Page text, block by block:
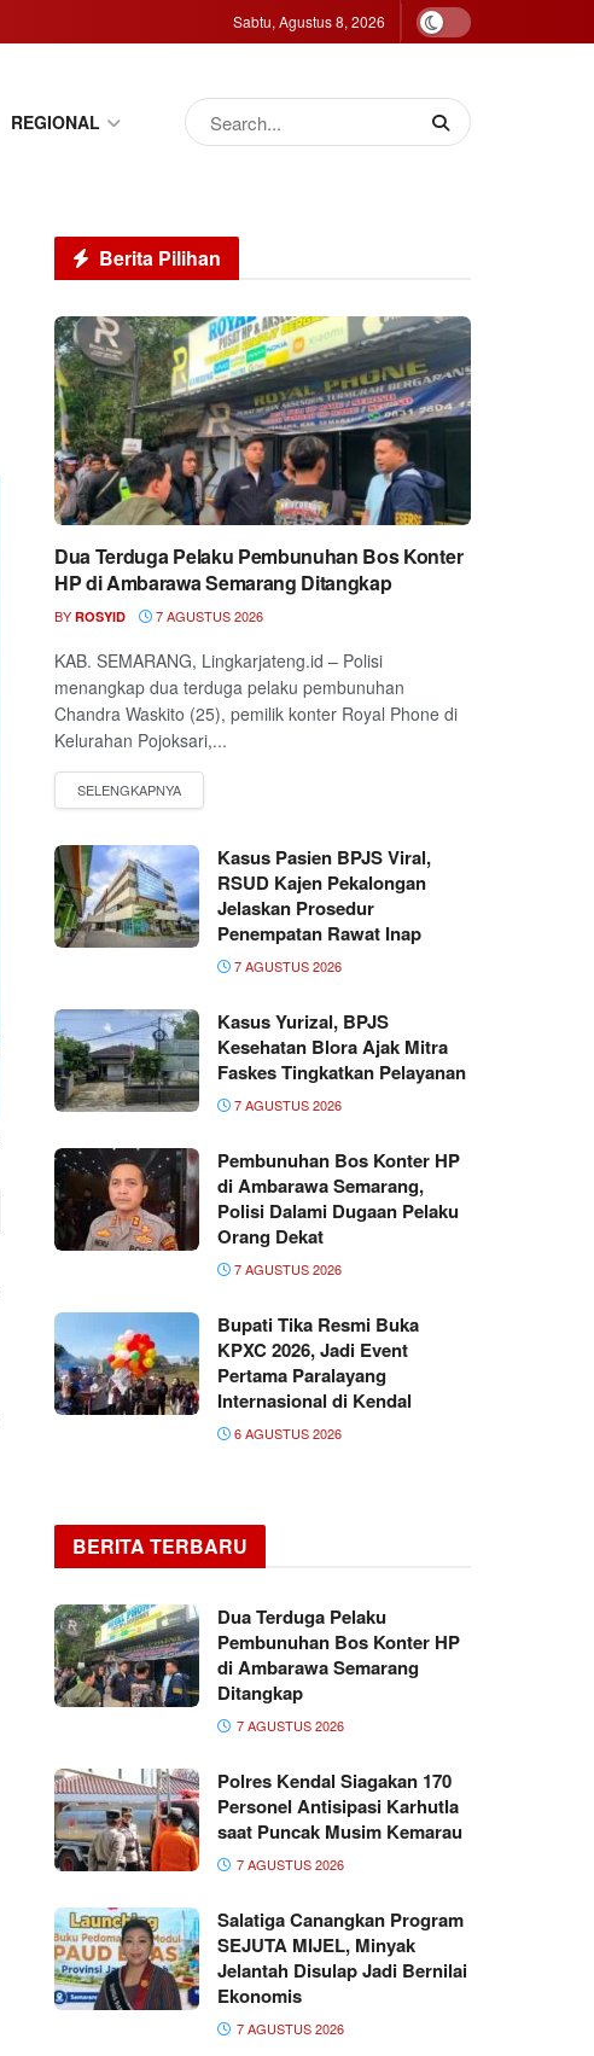
Sabtu, Agustus 8, 2026
REGIONAL
Berita Pilihan
Dua Terduga Pelaku Pembunuhan Bos Konter
HP di Ambarawa Semarang Ditangkap
BY ROSYID 7 AGUSTUS 2026
KAB. SEMARANG, Lingkarjateng.id – Polisi
menangkap dua terduga pelaku pembunuhan
Chandra Waskito (25), pemilik konter Royal Phone di
Kelurahan Pojoksari,...
Kasus Pasien BPJS Viral,
RSUD Kajen Pekalongan
Jelaskan Prosedur
Penempatan Rawat Inap
7 AGUSTUS 2026
Kasus Yurizal, BPJS
Kesehatan Blora Ajak Mitra
Faskes Tingkatkan Pelayanan
7 AGUSTUS 2026
Pembunuhan Bos Konter HP
di Ambarawa Semarang,
Polisi Dalami Dugaan Pelaku
Orang Dekat
7 AGUSTUS 2026
Bupati Tika Resmi Buka
KPXC 2026, Jadi Event
Pertama Paralayang
Internasional di Kendal
6 AGUSTUS 2026
BERITA TERBARU
Dua Terduga Pelaku
Pembunuhan Bos Konter HP
di Ambarawa Semarang
Ditangkap
7 AGUSTUS 2026
Polres Kendal Siagakan 170
Personel Antisipasi Karhutla
saat Puncak Musim Kemarau
7 AGUSTUS 2026
Salatiga Canangkan Program
SEJUTA MIJEL, Minyak
Jelantah Disulap Jadi Bernilai
Ekonomis
7 AGUSTUS 2026